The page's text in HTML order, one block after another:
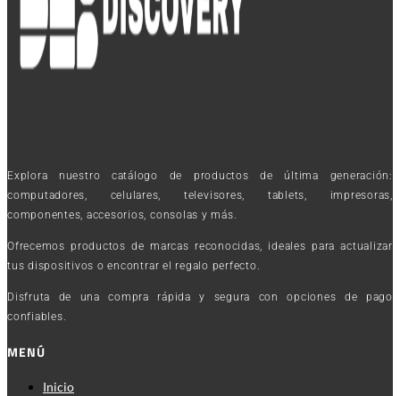
Explora nuestro catálogo de productos de última generación:
computadores, celulares, televisores, tablets, impresoras,
componentes, accesorios, consolas y más.
Ofrecemos productos de marcas reconocidas, ideales para actualizar
tus dispositivos o encontrar el regalo perfecto.
Disfruta de una compra rápida y segura con opciones de pago
confiables.
MENÚ
Inicio